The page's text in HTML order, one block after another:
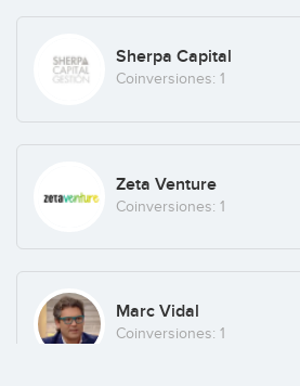
España (+7)
Fashion (+3)
Sherpa Capital
Coinversiones: 1
Zeta Venture
Coinversiones: 1
Marc Vidal
Coinversiones: 1